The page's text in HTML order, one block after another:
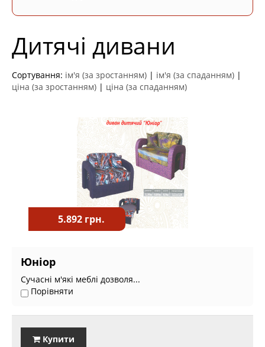
Дитячі дивани
Сортування: ім'я (за зростанням) | ім'я (за спаданням) |
ціна (за зростанням) | ціна (за спаданням)
5.892 грн.
Юніор
Сучасні м'які меблі дозволя...
Порівняти
Купити